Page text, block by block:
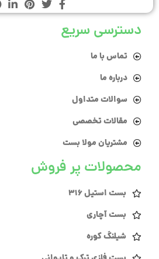
دسترسی سریع
تماس با ما
درباره ما
سوالات متداول
مقالات تخصصی
مشتریان مولا بست
محصولات پر فروش
بست استیل 316
بست آچاری
شیلنگ کوره